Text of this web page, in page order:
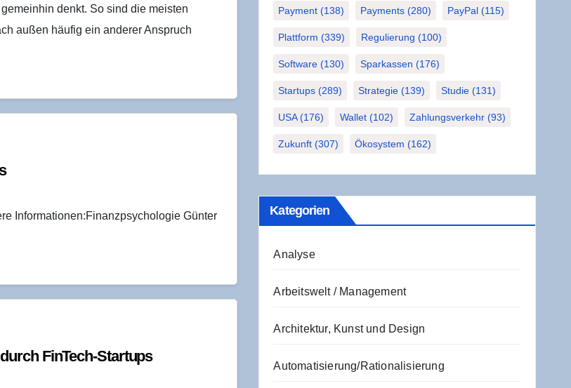
denkt. So sind die meisten
außen häufig ein anderer Anspruch
Informationen:Finanzpsychologie Günter
Fin­Tech-Start­ups
Payment (138) Payments (280) PayPal (115)
Plattform (339) Regulierung (100)
Software (130) Sparkassen (176)
Startups (289) Strategie (139) Studie (131)
USA(176) Wallet (102) Zahlungsverkehr (93)
Zukunft (307) Ökosystem (162)
Kate­go­rien
Analyse
Arbeitswelt / Management
Architektur, Kunst und Design
Automatisierung/Rationalisierung